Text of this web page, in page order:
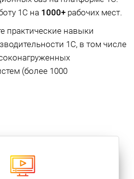
1С на 1000+ рабочих мест.
практические навыки
1С, в том числе
(более 1000